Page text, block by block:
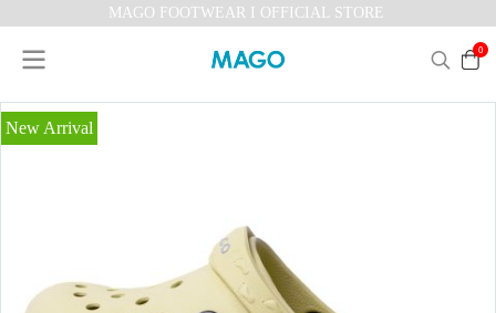
MAGO FOOTWEAR I OFFICIAL STORE
0
New Arrival